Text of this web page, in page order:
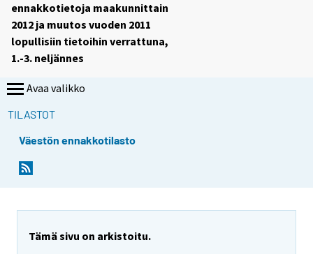
ennakkotietoja maakunnittain
2012 ja muutos vuoden 2011
lopullisiin tietoihin verrattuna,
1.-3. neljännes
Avaa valikko
TILASTOT
Väestön ennakkotilasto
Tämä sivu on arkistoitu.